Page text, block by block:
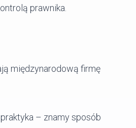
prawnika.
międzynarodową firmę
– znamy sposób